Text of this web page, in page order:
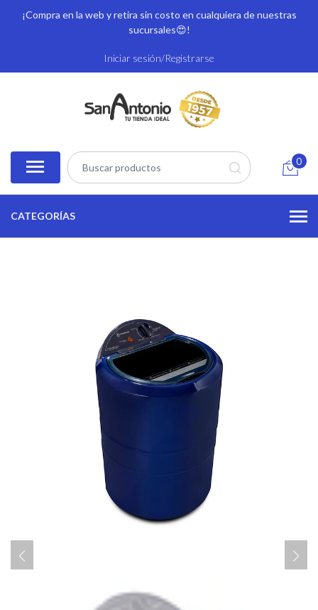
¡Compra en la web y retira sin costo en cualquiera de nuestras
sucursales😍!
Iniciar sesión/Registrarse
0
CATEGORÍAS